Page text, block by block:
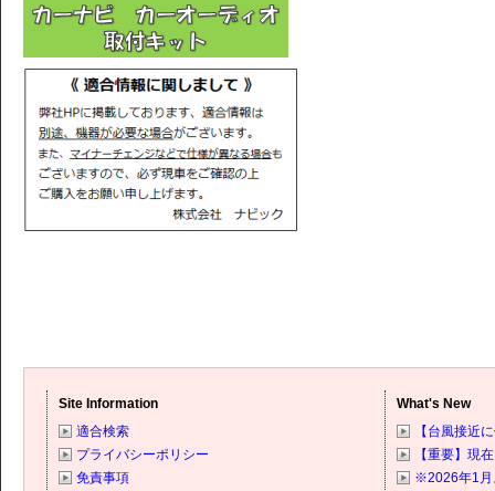
Site Information
適合検索
プライバシーポリシー
免責事項
What's New
【台風接近
【重要】現
※2026年1月